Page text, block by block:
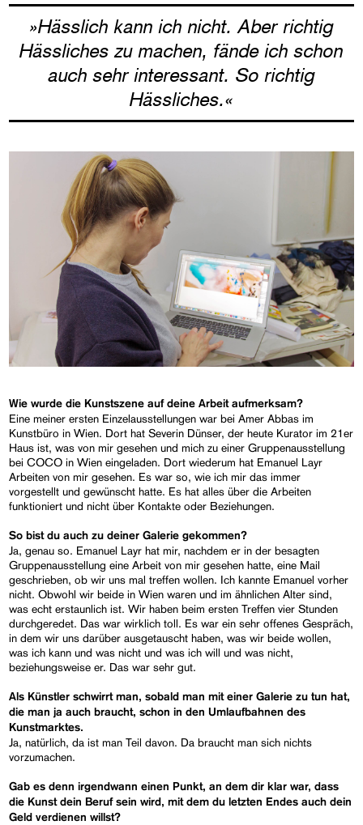
»Hässlich kann ich nicht. Aber richtig
Hässliches zu machen, fände ich schon
auch sehr interessant. So richtig
Hässliches.«
Wie wurde die Kunstszene auf deine Arbeit aufmerksam?
Eine meiner ersten Einzelausstellungen war bei Amer Abbas im
Kunstbüro in Wien. Dort hat Severin Dünser, der heute Kurator im 21er
Haus ist, was von mir gesehen und mich zu einer Gruppenausstellung
bei COCO in Wien eingeladen. Dort wiederum hat Emanuel Layr
Arbeiten von mir gesehen. Es war so, wie ich mir das immer
vorgestellt und gewünscht hatte. Es hat alles über die Arbeiten
funktioniert und nicht über Kontakte oder Beziehungen.
So bist du auch zu deiner Galerie gekommen?
Ja, genau so. Emanuel Layr hat mir, nachdem er in der besagten
Gruppenausstellung eine Arbeit von mir gesehen hatte, eine Mail
geschrieben, ob wir uns mal treffen wollen. Ich kannte Emanuel vorher
nicht. Obwohl wir beide in Wien waren und im ähnlichen Alter sind,
was echt erstaunlich ist. Wir haben beim ersten Treffen vier Stunden
durchgeredet. Das war wirklich toll. Es war ein sehr offenes Gespräch,
in dem wir uns darüber ausgetauscht haben, was wir beide wollen,
was ich kann und was nicht und was ich will und was nicht,
beziehungsweise er. Das war sehr gut.
Als Künstler schwirrt man, sobald man mit einer Galerie zu tun hat,
die man ja auch braucht, schon in den Umlaufbahnen des
Kunstmarktes.
Ja, natürlich, da ist man Teil davon. Da braucht man sich nichts
vorzumachen.
Gab es denn irgendwann einen Punkt, an dem dir klar war, dass
die Kunst dein Beruf sein wird, mit dem du letzten Endes auch dein
Geld verdienen willst?